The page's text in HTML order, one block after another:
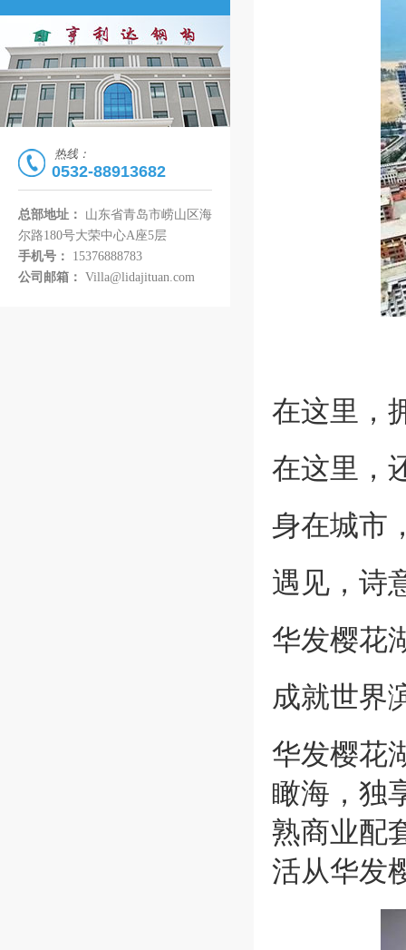
热线：
0532-88913682
总部地址：
山东省青岛市崂山区海
尔路180号大荣中心A座5层
手机号：
15376888783
公司邮箱： Villa@lidajituan.com
在这里，
在这里，
身在城市
遇见，诗
华发樱花
成就世界
华发樱花
瞰海，独
熟商业配
活从华发